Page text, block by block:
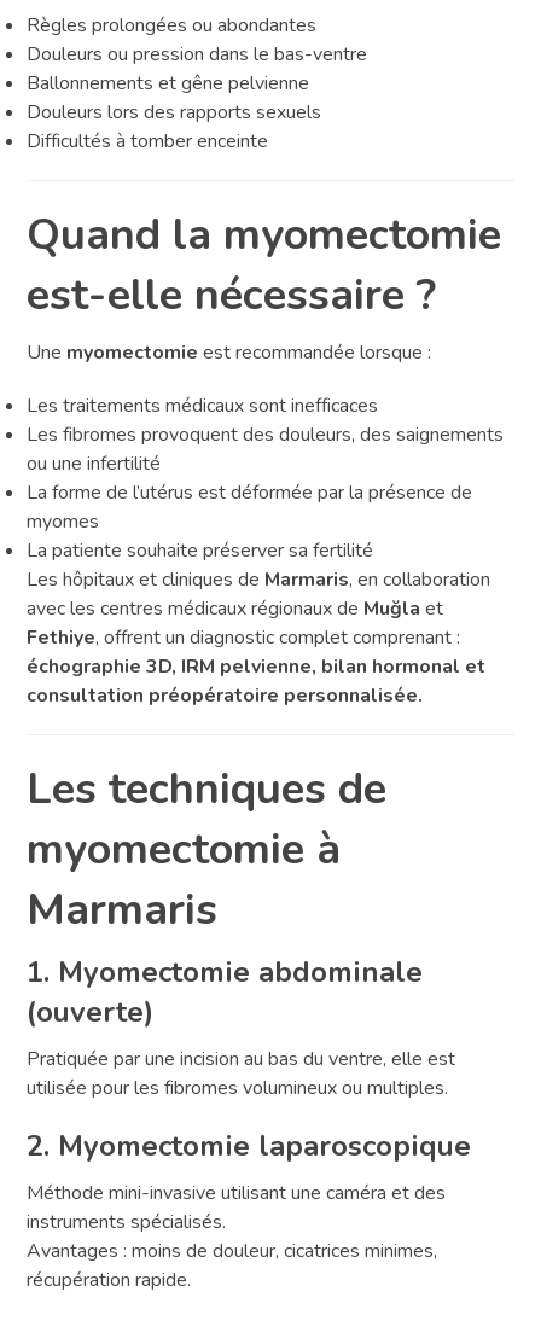
Règles prolongées ou abondantes
Douleurs ou pression dans le bas-ventre
Ballonnements et gêne pelvienne
Douleurs lors des rapports sexuels
Difficultés à tomber enceinte
Quand la myomectomie
est-elle nécessaire ?
Une myomectomie est recommandée lorsque :
Les traitements médicaux sont inefficaces
Les fibromes provoquent des douleurs, des saignements
ou une infertilité
La forme de l’utérus est déformée par la présence de
myomes
La patiente souhaite préserver sa fertilité
Les hôpitaux et cliniques de Marmaris, en collaboration
avec les centres médicaux régionaux de Muğla et
Fethiye, offrent un diagnostic complet comprenant :
échographie 3D, IRM pelvienne, bilan hormonal et
consultation préopératoire personnalisée.
Les techniques de
myomectomie à
Marmaris
1. Myomectomie abdominale
(ouverte)
Pratiquée par une incision au bas du ventre, elle est
utilisée pour les fibromes volumineux ou multiples.
2. Myomectomie laparoscopique
Méthode mini-invasive utilisant une caméra et des
instruments spécialisés.
Avantages : moins de douleur, cicatrices minimes,
récupération rapide.